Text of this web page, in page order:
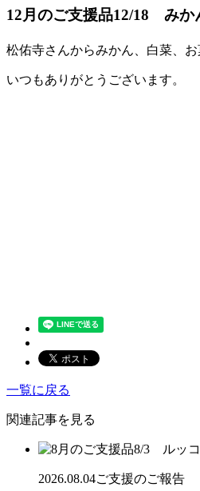
12月のご支援品12/18 みか
松佑寺さんからみかん、白菜、
いつもありがとうございます。
一覧に戻る
関連記事を見る
2026.08.04ご支援のご報告